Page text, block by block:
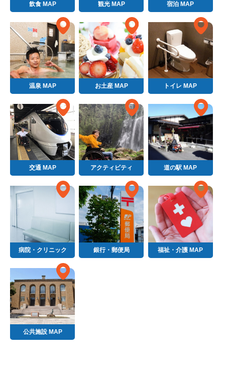
飲食 MAP 観光 MAP 宿泊 MAP
温泉 MAP お土産 MAP トイレ MAP
交通 MAP アクティビティ 道の駅 MAP
病院・クリニック 銀行・郵便局 福祉・介護 MAP
公共施設 MAP